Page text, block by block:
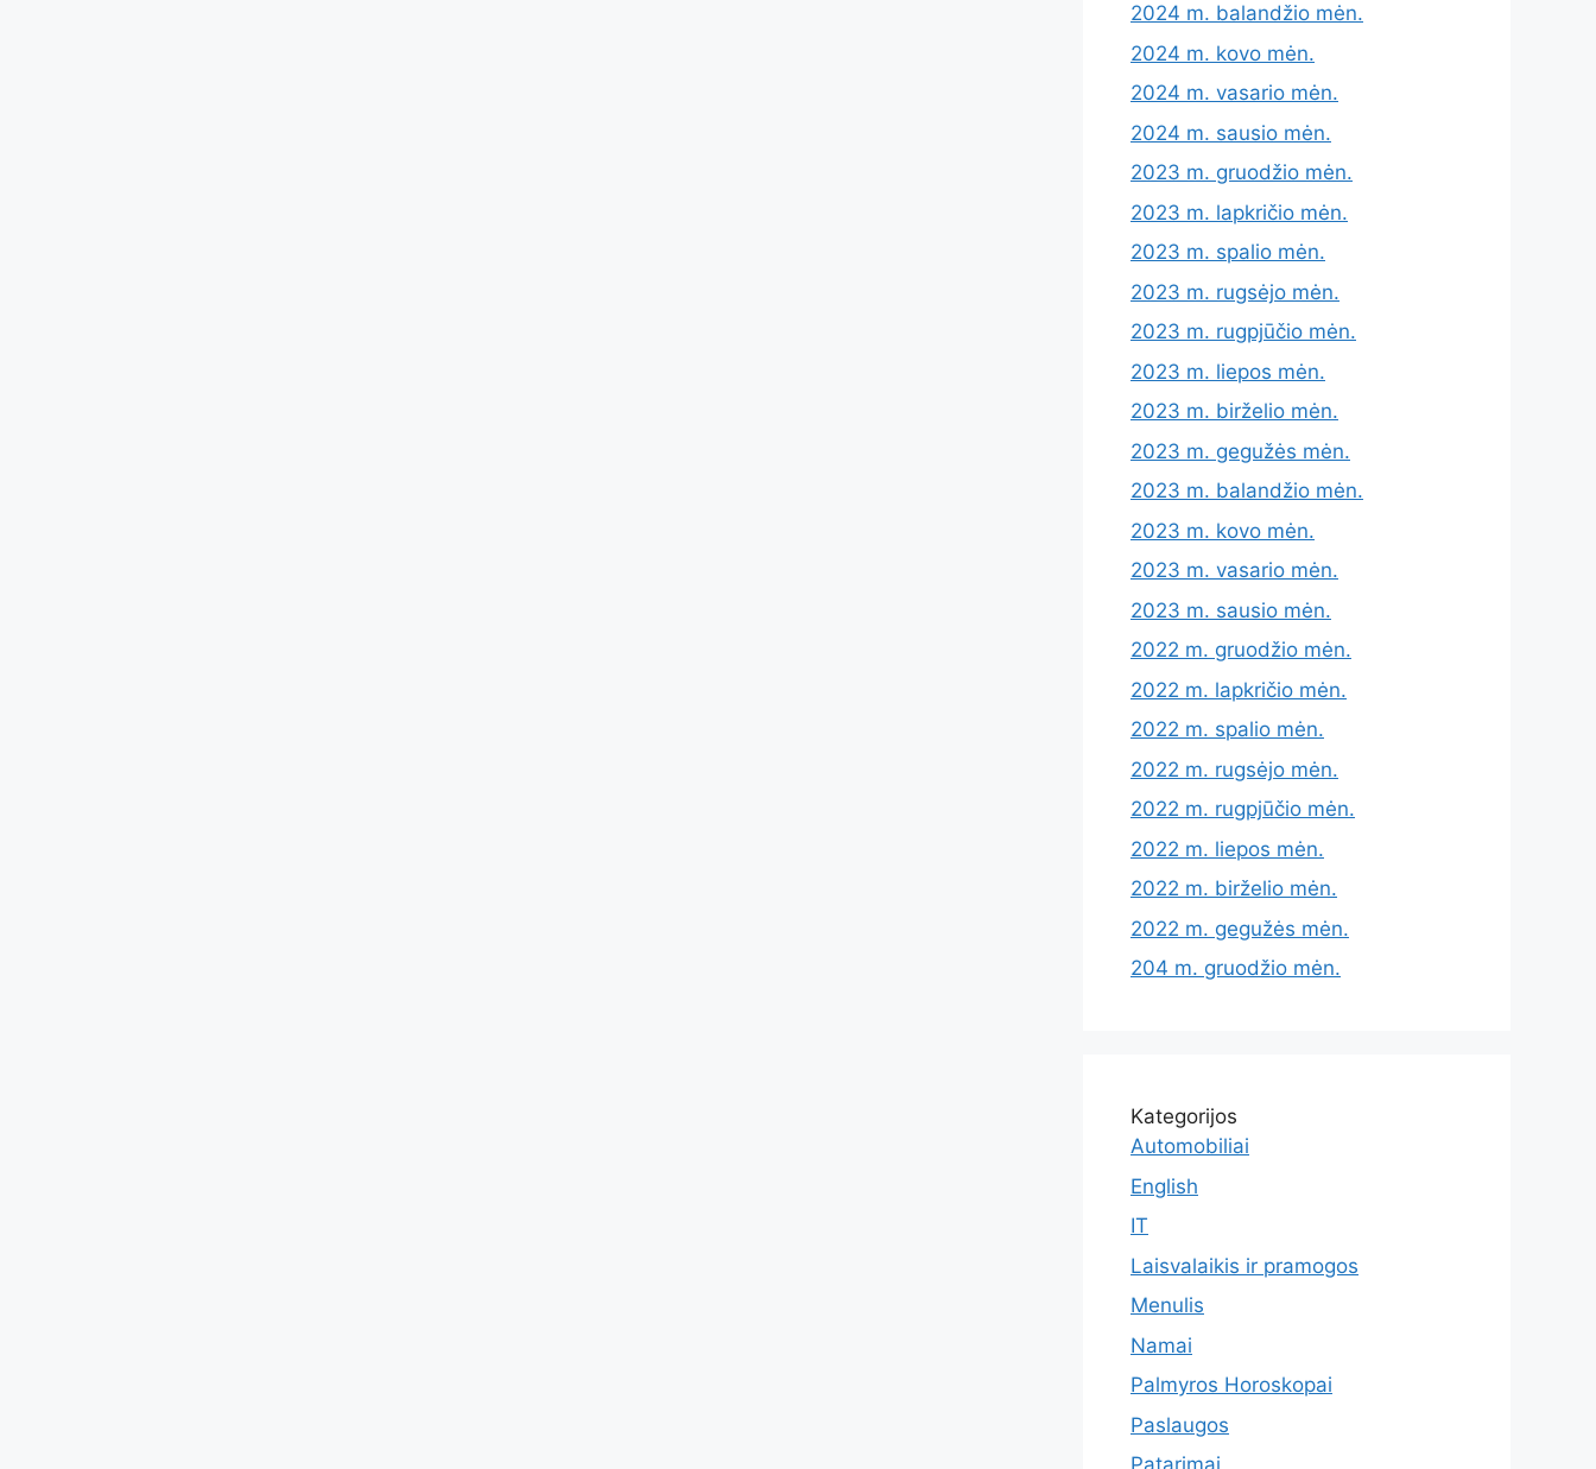
2024 m. balandžio mėn.
2024 m. kovo mėn.
2024 m. vasario mėn.
2024 m. sausio mėn.
2023 m. gruodžio mėn.
2023 m. lapkričio mėn.
2023 m. spalio mėn.
2023 m. rugsėjo mėn.
2023 m. rugpjūčio mėn.
2023 m. liepos mėn.
2023 m. birželio mėn.
2023 m. gegužės mėn.
2023 m. balandžio mėn.
2023 m. kovo mėn.
2023 m. vasario mėn.
2023 m. sausio mėn.
2022 m. gruodžio mėn.
2022 m. lapkričio mėn.
2022 m. spalio mėn.
2022 m. rugsėjo mėn.
2022 m. rugpjūčio mėn.
2022 m. liepos mėn.
2022 m. birželio mėn.
2022 m. gegužės mėn.
204 m. gruodžio mėn.
Kategorijos
Automobiliai
English
IT
Laisvalaikis ir pramogos
Menulis
Namai
Palmyros Horoskopai
Paslaugos